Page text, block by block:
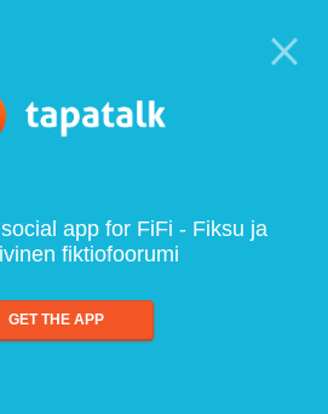
app for FiFi - Fiksu ja
fiktiofoorumi
GET THE APP